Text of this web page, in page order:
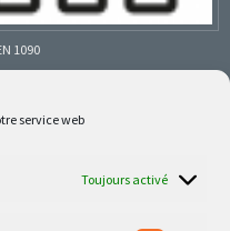
service web
Toujours activé
1090